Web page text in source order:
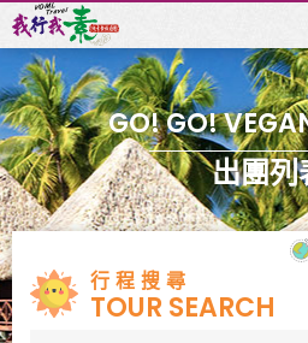
GO! GO!
出團列
行程搜尋
TOUR SEARCH